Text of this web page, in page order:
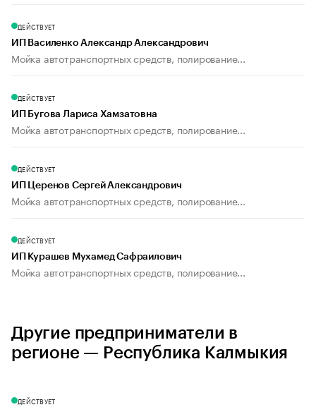
ДЕЙСТВУЕТ
ИП Василенко Александр Александрович
Мойка автотранспортных средств, полирование...
ДЕЙСТВУЕТ
ИП Бугова Лариса Хамзатовна
Мойка автотранспортных средств, полирование...
ДЕЙСТВУЕТ
ИП Церенов Сергей Александрович
Мойка автотранспортных средств, полирование...
ДЕЙСТВУЕТ
ИП Курашев Мухамед Сафраилович
Мойка автотранспортных средств, полирование...
Другие предприниматели в
регионе — Республика Калмыкия
ДЕЙСТВУЕТ